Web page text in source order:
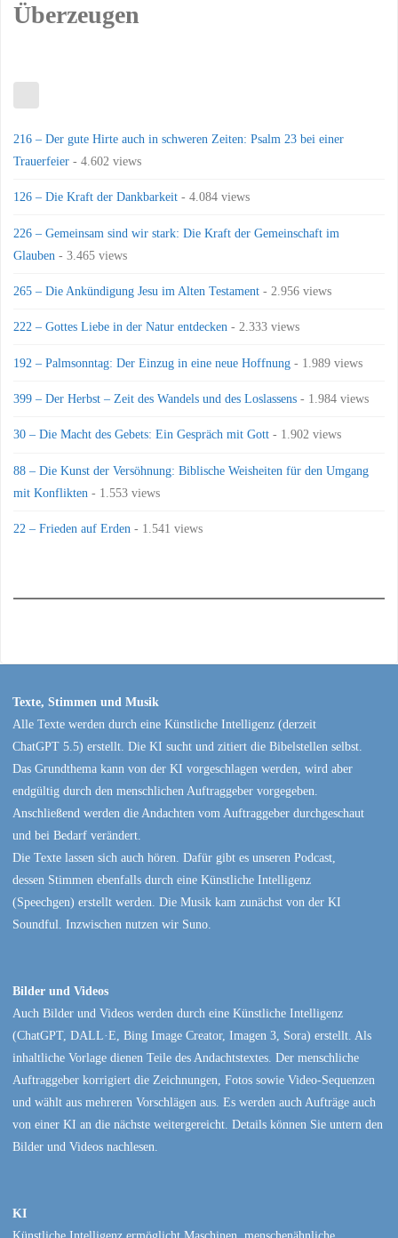
Überzeugen
216 – Der gute Hirte auch in schweren Zeiten: Psalm 23 bei einer
Trauerfeier - 4.602 views
126 – Die Kraft der Dankbarkeit - 4.084 views
226 – Gemeinsam sind wir stark: Die Kraft der Gemeinschaft im
Glauben - 3.465 views
265 – Die Ankündigung Jesu im Alten Testament - 2.956 views
222 – Gottes Liebe in der Natur entdecken - 2.333 views
192 – Palmsonntag: Der Einzug in eine neue Hoffnung - 1.989 views
399 – Der Herbst – Zeit des Wandels und des Loslassens - 1.984 views
30 – Die Macht des Gebets: Ein Gespräch mit Gott - 1.902 views
88 – Die Kunst der Versöhnung: Biblische Weisheiten für den Umgang
mit Konflikten - 1.553 views
22 – Frieden auf Erden - 1.541 views
Texte, Stimmen und Musik
Alle Texte werden durch eine Künstliche Intelligenz (derzeit
ChatGPT 5.5) erstellt. Die KI sucht und zitiert die Bibelstellen selbst.
Das Grundthema kann von der KI vorgeschlagen werden, wird aber
endgültig durch den menschlichen Auftraggeber vorgegeben.
Anschließend werden die Andachten vom Auftraggeber durchgeschaut
und bei Bedarf verändert.
Die Texte lassen sich auch hören. Dafür gibt es unseren Podcast,
dessen Stimmen ebenfalls durch eine Künstliche Intelligenz
(Speechgen) erstellt werden. Die Musik kam zunächst von der KI
Soundful. Inzwischen nutzen wir Suno.
Bilder und Videos
Auch Bilder und Videos werden durch eine Künstliche Intelligenz
(ChatGPT, DALL·E, Bing Image Creator, Imagen 3, Sora) erstellt. Als
inhaltliche Vorlage dienen Teile des Andachtstextes. Der menschliche
Auftraggeber korrigiert die Zeichnungen, Fotos sowie Video-Sequenzen
und wählt aus mehreren Vorschlägen aus. Es werden auch Aufträge auch
von einer KI an die nächste weitergereicht. Details können Sie untern den
Bilder und Videos nachlesen.
KI